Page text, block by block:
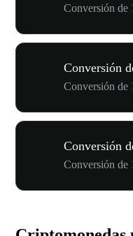
Conversión
Conversión de
Conversión
Conversión de